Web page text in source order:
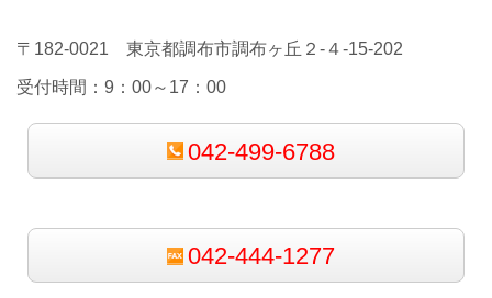
〒182-0021 東京都調布市調布ヶ丘２-４-15-202
受付時間：9：00～17：00
042-499-6788
042-444-1277